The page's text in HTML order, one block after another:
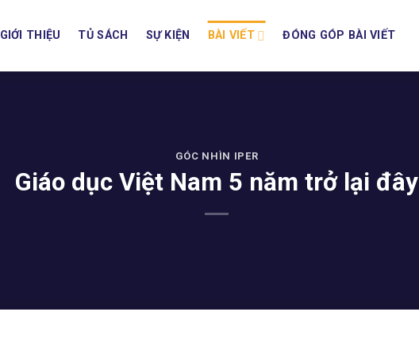
GIỚI THIỆU TỦ SÁCH SỰ KIỆN BÀI VIẾT ĐÓNG GÓP BÀI VIẾT
GÓC NHÌN IPER
Giáo dục Việt Nam 5 năm trở lại đây